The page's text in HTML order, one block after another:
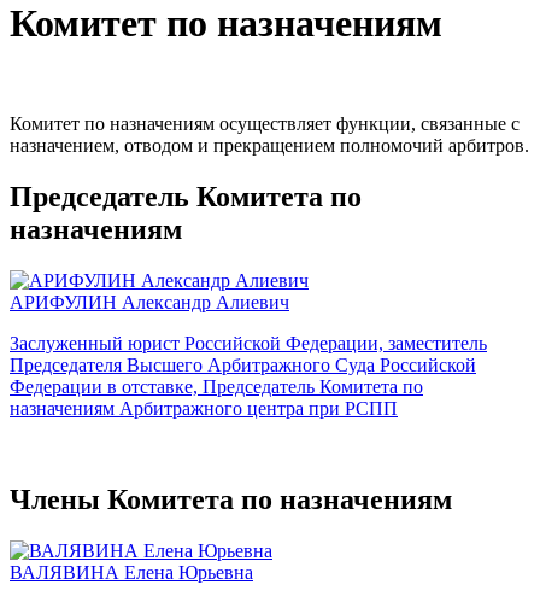
Комитет по назначениям
Комитет по назначениям осуществляет функции, связанные с
назначением, отводом и прекращением полномочий арбитров.
Председатель Комитета по
назначениям
АРИФУЛИН Александр Алиевич
Заслуженный юрист Российской Федерации, заместитель
Председателя Высшего Арбитражного Суда Российской
Федерации в отставке, Председатель Комитета по
назначениям Арбитражного центра при РСПП
Члены Комитета по назначениям
ВАЛЯВИНА Елена Юрьевна